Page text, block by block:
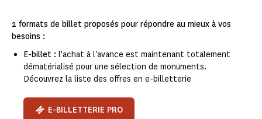
2 formats de billet proposés pour répondre au mieux à vos
besoins :
E-billet : l'achat à l'avance est maintenant totalement
dématérialisé pour une sélection de monuments.
Découvrez la liste des offres en e-billetterie
E-BILLETTERIE PRO